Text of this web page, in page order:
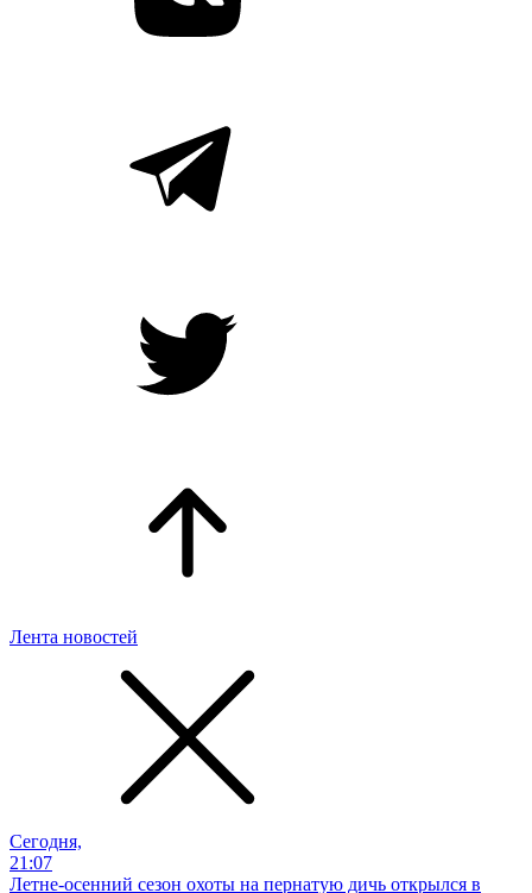
Лента новостей
Сегодня,
21:07
Летне-осенний сезон охоты на пернатую дичь открылся в